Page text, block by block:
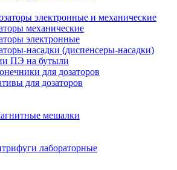
электронные и механические
механические
электронные
насадки (диспенсеры-насадки)
ПЭ на бутыли
для дозаторов
для дозаторов
мешалки
лабораторные